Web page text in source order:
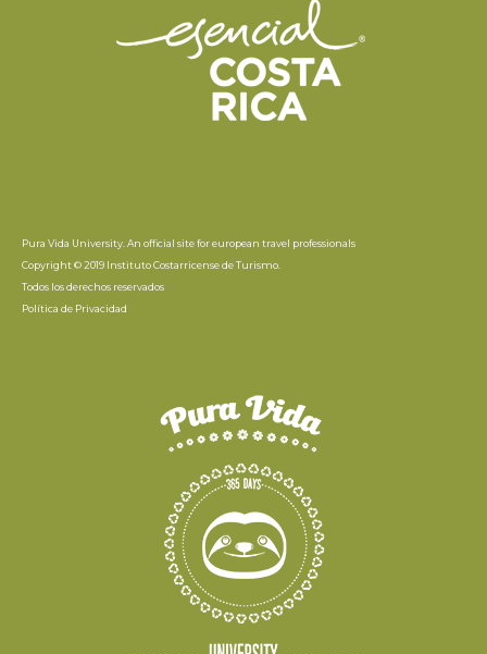
Pura Vida University. An official site for european travel professionals
Copyright © 2019 Instituto Costarricense de Turismo.
Todos los derechos reservados
Política de Privacidad